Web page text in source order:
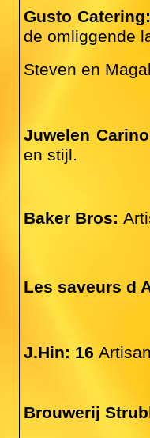
Gusto
de omliggende
Steven en
Juwelen
en stijl.
Baker Bros:
Les saveurs d
J.Hin: 16
Brouwerij